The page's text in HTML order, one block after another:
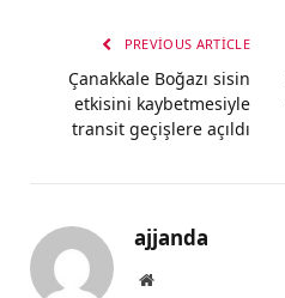
PREVIOUS ARTICLE
Çanakkale Boğazı sisin
etkisini kaybetmesiyle
transit geçişlere açıldı
ajjanda
Website